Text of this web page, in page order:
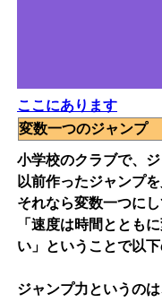
ここにあります
変数一つのジャンプ
小学校のクラブで、
以前作ったジャンプ
それなら変数一つに
「速度は時間ととも
い」ということで以下
ジャンプ力というの